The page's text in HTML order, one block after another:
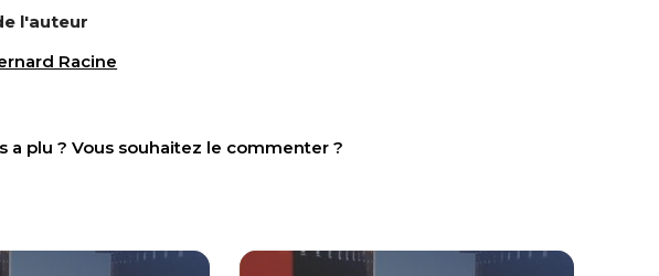
l'auteur
Racine
a plu ? Vous souhaitez le commenter ?